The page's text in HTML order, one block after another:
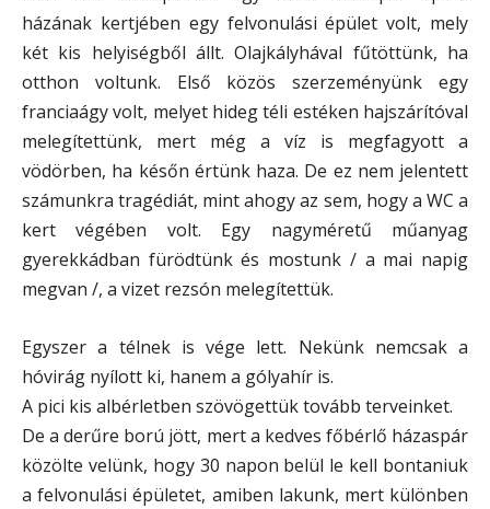
házának kertjében egy felvonulási épület volt, mely
két kis helyiségből állt. Olajkályhával fűtöttünk, ha
otthon voltunk. Első közös szerzeményünk egy
franciaágy volt, melyet hideg téli estéken hajszárítóval
melegítettünk, mert még a víz is megfagyott a
vödörben, ha későn értünk haza. De ez nem jelentett
számunkra tragédiát, mint ahogy az sem, hogy a WC a
kert végében volt. Egy nagyméretű műanyag
gyerekkádban fürödtünk és mostunk / a mai napig
megvan /, a vizet rezsón melegítettük.
Egyszer a télnek is vége lett. Nekünk nemcsak a
hóvirág nyílott ki, hanem a gólyahír is.
A pici kis albérletben szövögettük tovább terveinket.
De a derűre ború jött, mert a kedves főbérlő házaspár
közölte velünk, hogy 30 napon belül le kell bontaniuk
a felvonulási épületet, amiben lakunk, mert különben